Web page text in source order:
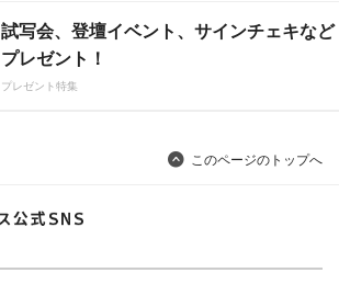
試写会、登壇イベント、サインチェキなど
プレゼント！
プレゼント特集
このページのトップへ